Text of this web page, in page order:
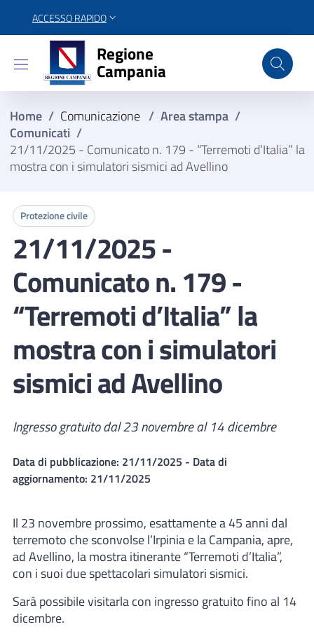
ACCESSO RAPIDO
Regione Campania
Regione
Campania
Home / Comunicazione / Area stampa /
Comunicati /
21/11/2025 - Comunicato n. 179 - “Terremoti d’Italia” la
mostra con i simulatori sismici ad Avellino
Protezione civile
21/11/2025 -
Comunicato n. 179 -
“Terremoti d’Italia” la
mostra con i simulatori
sismici ad Avellino
Ingresso gratuito dal 23 novembre al 14 dicembre
Data di pubblicazione: 21/11/2025 - Data di
aggiornamento: 21/11/2025
Il 23 novembre prossimo, esattamente a 45 anni dal
terremoto che sconvolse l’Irpinia e la Campania, apre,
ad Avellino, la mostra itinerante “Terremoti d’Italia”,
con i suoi due spettacolari simulatori sismici.
Sarà possibile visitarla con ingresso gratuito fino al 14
dicembre.